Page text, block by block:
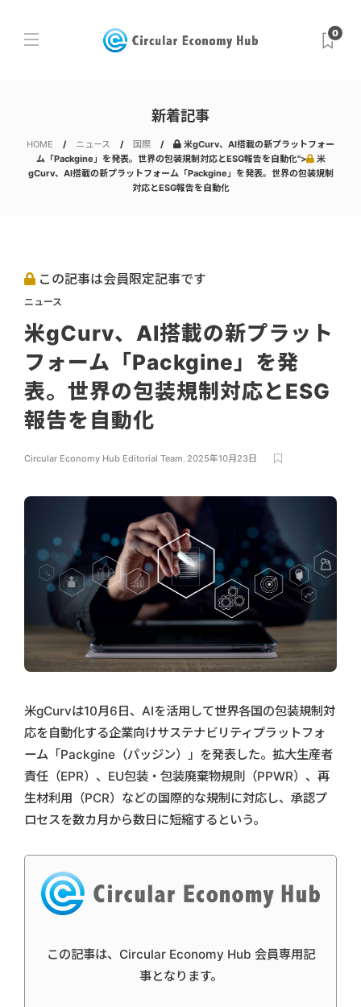
0
新着記事
HOME ニュース 国際
米gCurv、AI搭載の新プラットフォー
ム「Packgine」を発表。世界の包装規制対応とESG報告を自動化">
米
gCurv、AI搭載の新プラットフォーム「Packgine」を発表。世界の包装規制
対応とESG報告を自動化
この記事は会員限定記事です
ニュース
米gCurv、AI搭載の新プラット
フォーム「Packgine」を発
表。世界の包装規制対応とESG
報告を自動化
Circular Economy Hub Editorial Team, 2025年10月23日
米gCurvは10月6日、AIを活用して世界各国の包装規制対
応を自動化する企業向けサステナビリティプラットフォ
ーム「Packgine（パッジン）」を発表した。拡大生産者
責任（EPR）、EU包装・包装廃棄物規則（PPWR）、再
生材利用（PCR）などの国際的な規制に対応し、承認プ
ロセスを数カ月から数日に短縮するという。
この記事は、Circular Economy Hub 会員専用記
事となります。